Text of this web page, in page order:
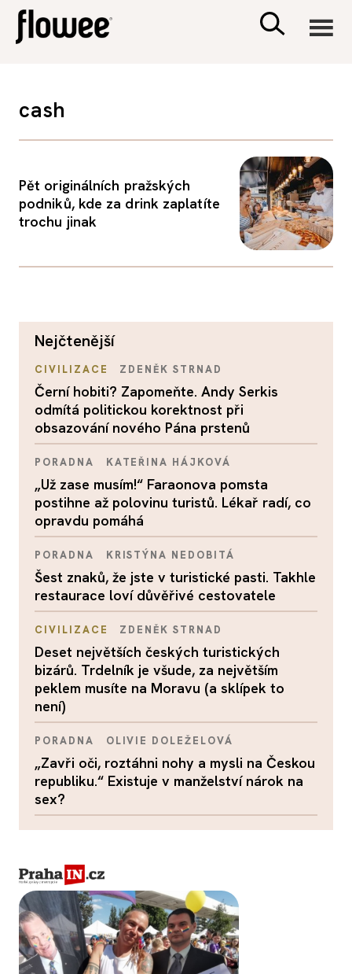
PSYCHOLOGIE
PORADNA
cash
Pět originálních pražských
podniků, kde za drink zaplatíte
trochu jinak
nejčtenější
CIVILIZACE ZDENĚK STRNAD
Černí hobiti? Zapomeňte. Andy Serkis
odmítá politickou korektnost při
obsazování nového Pána prstenů
PORADNA KATEŘINA HÁJKOVÁ
„Už zase musím!“ Faraonova pomsta
postihne až polovinu turistů. Lékař radí, co
opravdu pomáhá
PORADNA KRISTÝNA NEDOBITÁ
Šest znaků, že jste v turistické pasti. Takhle
restaurace loví důvěřivé cestovatele
CIVILIZACE ZDENĚK STRNAD
Deset největších českých turistických
bizárů. Trdelník je všude, za největším
peklem musíte na Moravu (a sklípek to
není)
PORADNA OLIVIE DOLEŽELOVÁ
„Zavři oči, roztáhni nohy a mysli na Českou
republiku.“ Existuje v manželství nárok na
sex?